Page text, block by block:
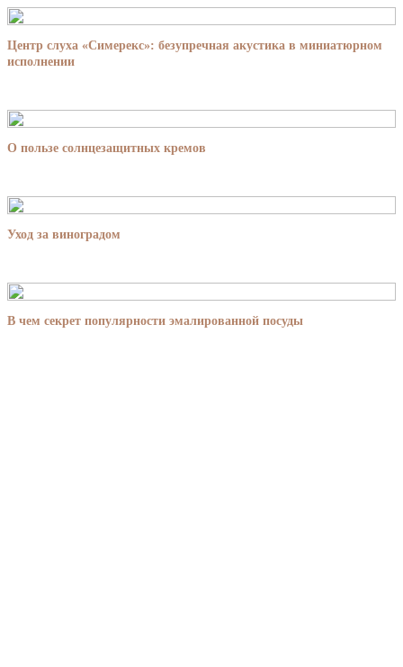
Центр слуха «Симерекс»: безупречная акустика в миниатюрном
исполнении
О пользе солнцезащитных кремов
Уход за виноградом
В чем секрет популярности эмалированной посуды